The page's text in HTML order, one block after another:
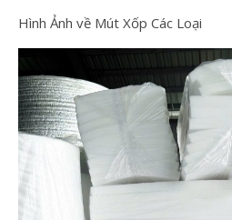
Hình Ảnh về Mút Xốp Các Loại